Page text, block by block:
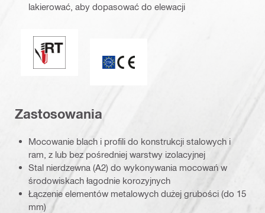
lakierować, aby dopasować do elewacji
Doskonałe uszczelnienie / podkładka uszczelniająca
Zastosowania
Mocowanie blach i profili do konstrukcji stalowych i
ram, z lub bez pośredniej warstwy izolacyjnej
Stal nierdzewna (A2) do wykonywania mocowań w
środowiskach łagodnie korozyjnych
Łączenie elementów metalowych dużej grubości (do 15
mm)